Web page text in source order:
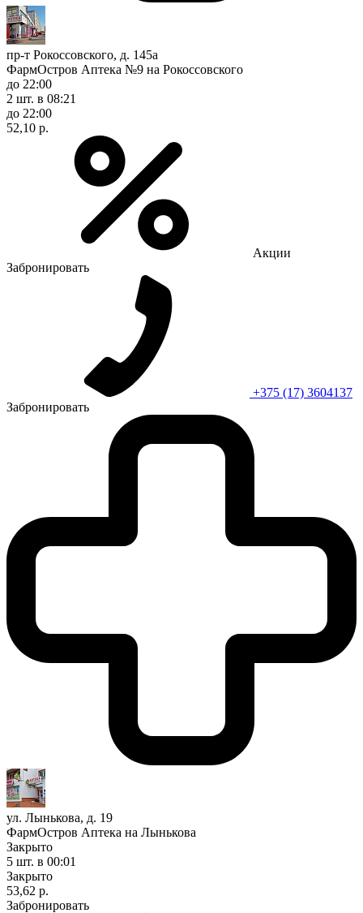
пр-т Рокоссовского, д. 145а
ФармОстров Аптека №9 на Рокоссовского
до 22:00
2 шт. в 08:21
до 22:00
52,10 р.
Акции
Забронировать
+375 (17) 3604137
Забронировать
ул. Лынькова, д. 19
ФармОстров Аптека на Лынькова
Закрыто
5 шт. в 00:01
Закрыто
53,62 р.
Забронировать